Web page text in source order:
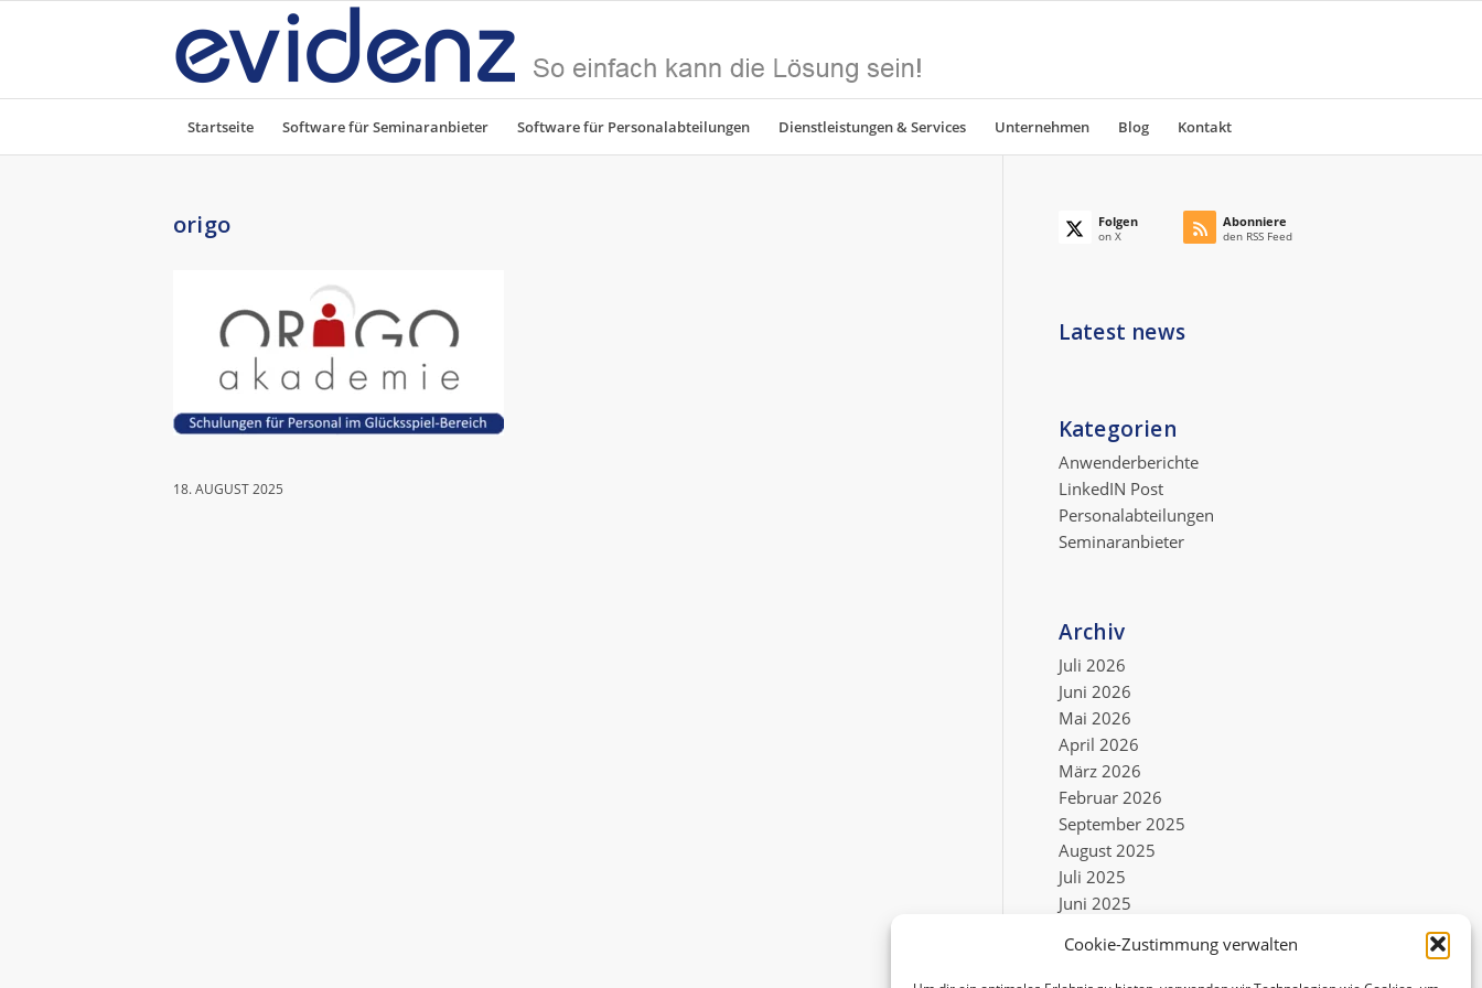
Cookie-Zustimmung verwalten
Startseite Software für Seminaranbieter Software für Personalabteilungen Dienstleistungen & Services Unternehmen Blog Kontakt
origo
18. AUGUST 2025
Folgen
on X
Abonniere
den RSS Feed
Latest news
Kategorien
Anwenderberichte
LinkedIN Post
Personalabteilungen
Seminaranbieter
Archiv
Juli 2026
Juni 2026
Mai 2026
April 2026
März 2026
Februar 2026
September 2025
August 2025
Juli 2025
Juni 2025
Mai 2022
Dezember 2021